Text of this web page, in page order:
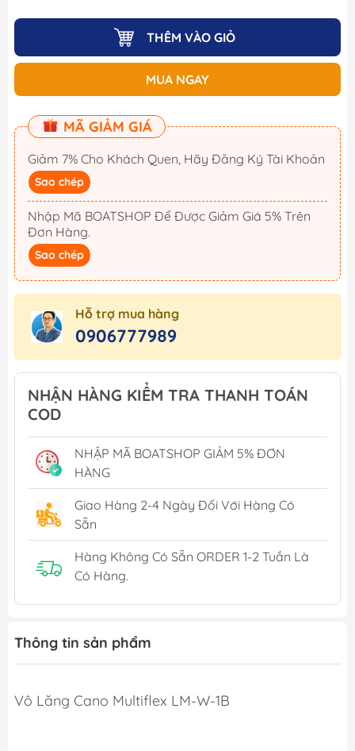
THÊM VÀO GIỎ
MUA NGAY
MÃ GIẢM GIÁ
Giảm 7% Cho Khách Quen, Hãy Đăng Ký Tài Khoản
Sao chép
Nhập Mã BOATSHOP Để Được Giảm Giá 5% Trên
Đơn Hàng.
Sao chép
Hỗ trợ mua hàng
0906777989
NHẬN HÀNG KIỂM TRA THANH TOÁN
COD
NHẬP MÃ BOATSHOP GIẢM 5% ĐƠN
HÀNG
Giao Hàng 2-4 Ngày Đối Với Hàng Có
Sẵn
Hàng Không Có Sẵn ORDER 1-2 Tuần Là
Có Hàng.
Thông tin sản phẩm
Vô Lăng Cano Multiflex LM-W-1B